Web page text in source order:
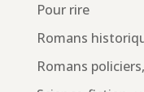
Pour rire
Romans
Romans